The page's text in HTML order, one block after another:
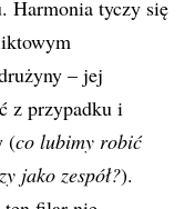
Harmonia tyczy się
– jej
z przypadku i
(co lubimy robić
jako zespół?).